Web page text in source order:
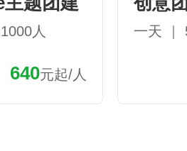
人
640元起/人
一天 ｜